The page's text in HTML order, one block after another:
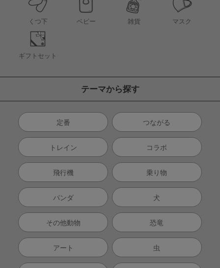
くつ下 ベビー 雑貨 マスク
ギフトセット
テーマから探す
定番 つながる
トレイン コラボ
飛行機 乗り物
パンダ 犬
その他動物 恐竜
アート 虫